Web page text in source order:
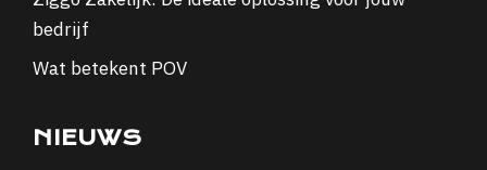
bedrijf
Wat betekent POV
NIEUWS